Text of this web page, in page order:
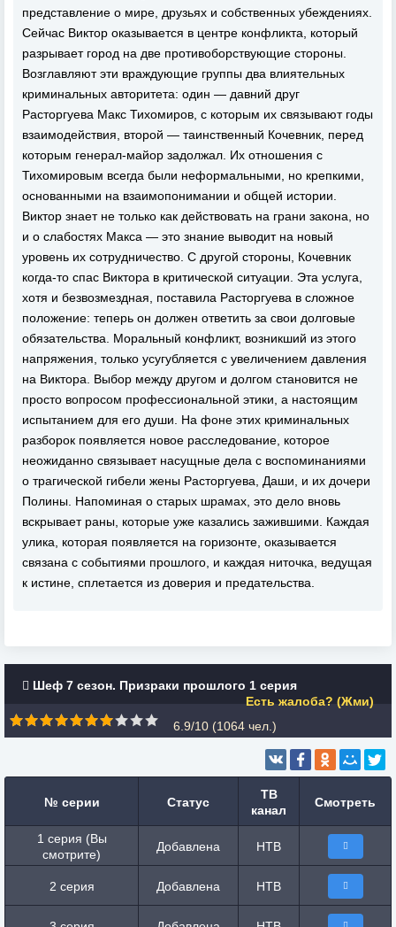
представление о мире, друзьях и собственных убеждениях.
Сейчас Виктор оказывается в центре конфликта, который
разрывает город на две противоборствующие стороны.
Возглавляют эти враждующие группы два влиятельных
криминальных авторитета: один — давний друг
Расторгуева Макс Тихомиров, с которым их связывают годы
взаимодействия, второй — таинственный Кочевник, перед
которым генерал-майор задолжал. Их отношения с
Тихомировым всегда были неформальными, но крепкими,
основанными на взаимопонимании и общей истории.
Виктор знает не только как действовать на грани закона, но
и о слабостях Maкca — это знание выводит на новый
уровень их сотрудничество. С другой стороны, Кочевник
когда-то спас Виктора в критической ситуации. Эта услуга,
хотя и безвозмездная, поставила Расторгуева в сложное
положение: теперь он должен ответить за свои долговые
обязательства. Моральный конфликт, возникший из этого
напряжения, только усугубляется с увеличением давления
на Виктора. Выбор между другом и долгом становится не
просто вопросом профессиональной этики, а настоящим
испытанием для его души. На фоне этих криминальных
разборок появляется новое расследование, которое
неожиданно связывает насущные дела с воспоминаниями
о трагической гибели жены Расторгуева, Даши, и их дочери
Полины. Напоминая о старых шрамах, это дело вновь
вскрывает раны, которые уже казались зажившими. Каждая
улика, которая появляется на горизонте, оказывается
связана с событиями прошлого, и каждая ниточка, ведущая
к истине, сплетается из доверия и предательства.
Шеф 7 сезон. Призраки прошлого 1 серия
Есть жалоба? (Жми)
6.9/10 (1064 чел.)
№ серии Статус
ТВ
канал
Смотреть
1 серия (Вы
смотрите)
Добавлена НТВ
2 серия Добавлена НТВ